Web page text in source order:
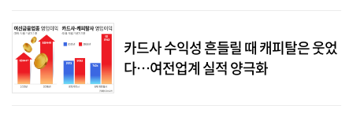
카드사 수익성 흔들릴 때 캐피탈은 웃었
다…여전업계 실적 양극화